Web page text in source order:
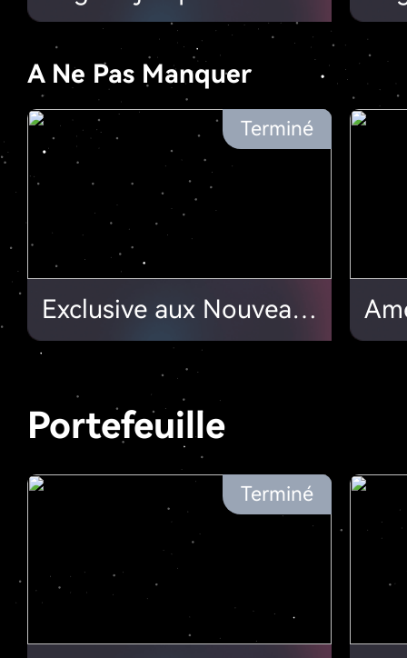
A Ne Pas Manquer
Exclusive aux Nouveaux Utilisateurs! Complétez les Tâches & Obtenez Votre Bonus!
Terminé
Portefeuille
Terminé